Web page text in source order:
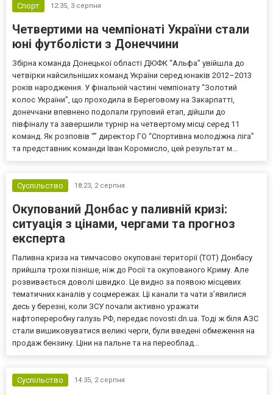
Спорт 12:35, 3 серпня
Четвертими на чемпіонаті України стали
юні футболісти з Донеччини
Збірна команда Донецької області ДЮФК “Альфа” увійшла до
четвірки найсильніших команд України серед юнаків 2012–2013
років народження. У фінальній частині чемпіонату “Золотий
колос України”, що проходила в Береговому на Закарпатті,
донеччани впевнено подолали груповий етап, дійшли до
півфіналу та завершили турнір на четвертому місці серед 11
команд. Як розповів “” директор ГО “Спортивна молодіжна ліга”
та представник команди Іван Коромисло, цей результат м...
Суспільство 18:23, 2 серпня
Окупований Донбас у паливній кризі:
ситуація з цінами, чергами та прогноз
експерта
Паливна криза на тимчасово окуповані території (ТОТ) Донбасу
прийшла трохи пізніше, ніж до Росії та окупованого Криму. Але
розвивається доволі швидко. Це видно за появою місцевих
тематичних каналів у соцмережах. Ці канали та чати з’явилися
десь у березні, коли ЗСУ почали активно уражати
нафтопереробну галузь РФ, передає novosti.dn.ua. Тоді ж біля АЗС
стали вишиковуватися великі черги, були введені обмеження на
продаж бензину. Ціни на пальне та на переоблад...
Суспільство 14:35, 2 серпня